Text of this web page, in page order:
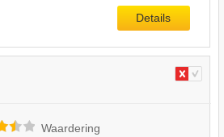
Details
Waardering